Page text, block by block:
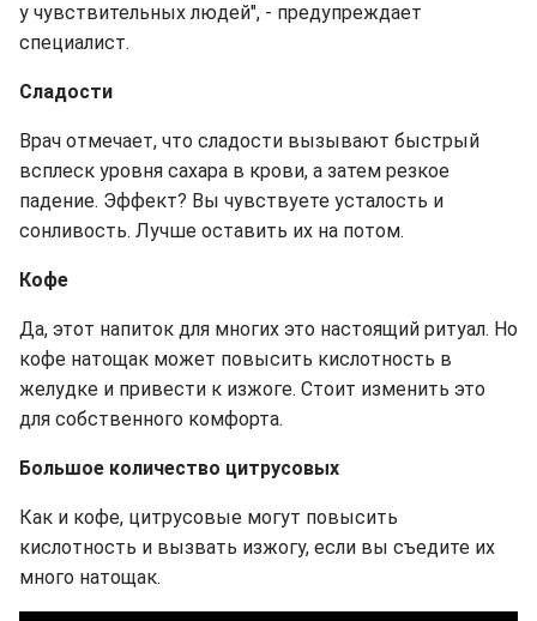
у чувствительных людей", - предупреждает
специалист.
Сладости
Врач отмечает, что сладости вызывают быстрый
всплеск уровня сахара в крови, а затем резкое
падение. Эффект? Вы чувствуете усталость и
сонливость. Лучше оставить их на потом.
Кофе
Да, этот напиток для многих это настоящий ритуал. Но
кофе натощак может повысить кислотность в
желудке и привести к изжоге. Стоит изменить это
для собственного комфорта.
Большое количество цитрусовых
Как и кофе, цитрусовые могут повысить
кислотность и вызвать изжогу, если вы съедите их
много натощак.